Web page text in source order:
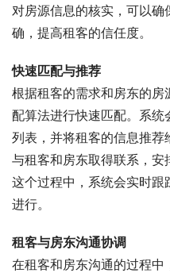
对房源信息的核实，可以
确，提高租客的信任度。
快速匹配与推荐
根据租客的需求和房东的
配算法进行快速匹配。系
列表，并将租客的信息推
与租客和房东取得联系，
这个过程中，系统会实时
进行。
租客与房东沟通协调
在租客和房东沟通的过程